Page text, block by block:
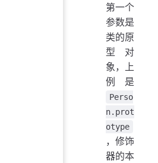
第一个
参数是
类的原
型对
象，上
例是
Perso
n.prot
otype
，修饰
器的本